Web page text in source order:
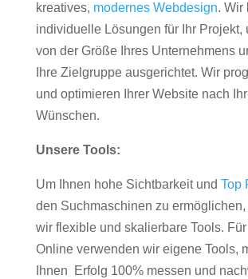
kreatives, modernes Webdesign. Wir
individuelle Lösungen für Ihr Projekt,
von der Größe Ihres Unternehmens
Ihre Zielgruppe ausgerichtet. Wir
und optimieren Ihrer Website nach
Wünschen.
Unsere Tools:
Um Ihnen hohe Sichtbarkeit und Top
den Suchmaschinen zu
wir flexible und skalierbare Tools.
Online verwenden wir eigene Tools,
Ihnen Erfolg 100% messen und